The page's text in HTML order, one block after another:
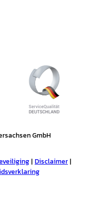
GmbH
Disclaimer